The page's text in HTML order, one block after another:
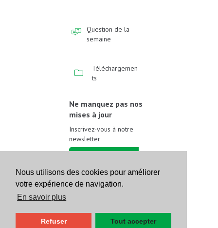
Nous utilisons des cookies pour améliorer
votre expérience de navigation.
En savoir plus
Refuser Tout accepter
Question de la
semaine
Téléchargemen
ts
Ne manquez pas nos
mises à jour
Inscrivez-vous à notre
newsletter
Suivez-nous sur les